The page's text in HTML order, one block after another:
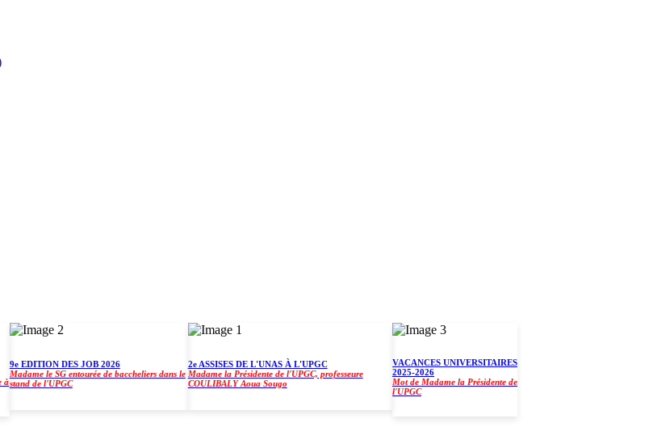
EDITION DES JOB 2026
le SG entourée de baccheliers dans le
de l'UPGC
2e ASSISES DE L'UNAS À L'UPGC
Madame la Présidente de l'UPGC, professeure
COULIBALY Aoua Sougo
VACANCES UNIVERSITAIRES
2025-2026
Mot de Madame la Présidente de
l'UPGC